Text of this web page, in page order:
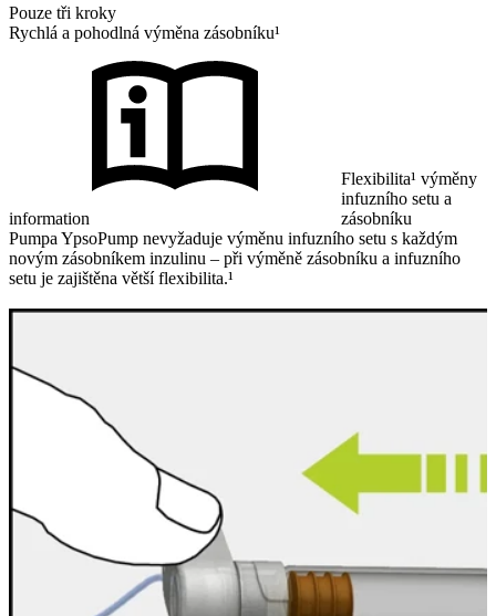
Pouze tři kroky
Rychlá a pohodlná výměna zásobníku¹
information
Flexibilita¹ výměny
infuzního setu a
zásobníku
Pumpa YpsoPump nevyžaduje výměnu infuzního setu s každým
novým zásobníkem inzulinu – při výměně zásobníku a infuzního
setu je zajištěna větší flexibilita.¹